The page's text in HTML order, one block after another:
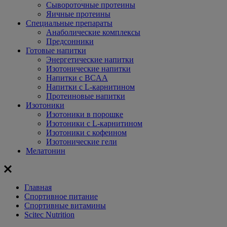
Сывороточные протеины
Яичные протеины
Специальные препараты
Анаболические комплексы
Предсонники
Готовые напитки
Энергетические напитки
Изотонические напитки
Напитки с BCAA
Напитки с L-карнитином
Протеиновые напитки
Изотоники
Изотоники в порошке
Изотоники с L-карнитином
Изотоники с кофеином
Изотонические гели
Мелатонин
Главная
Спортивное питание
Спортивные витамины
Scitec Nutrition